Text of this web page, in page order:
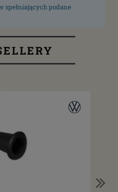
spełniających podane